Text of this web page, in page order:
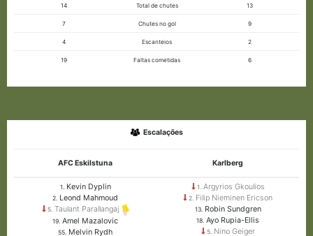
14 Total de chutes 13
7 Chutes no gol 9
4 Escanteios 2
19 Faltas cometidas 6
Escalações
AFC Eskilstuna Karlberg
1. Kevin Dyplin
2. Leond Mahmoud
5.Taulant Parallangaj
19. Amel Mazalovic
55. Melvin Rydh
1. Argyrios Gkoulios
2. Filip Nieminen Ericson
13.Robin Sundgren
18. Ayo Rupia-Ellis
5.Nino Geiger